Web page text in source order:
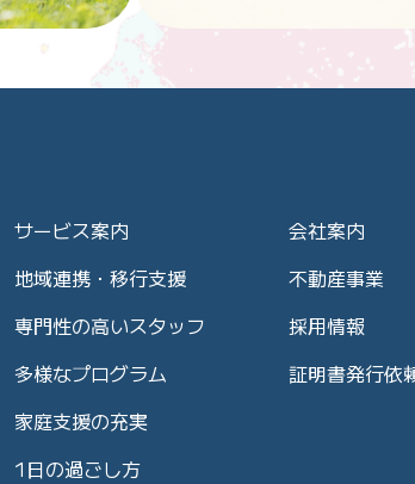
サービス案内
地域連携・移行支援
専門性の高いスタッフ
多様なプログラム
家庭支援の充実
1日の過ごし方
会社案内
不動産事業
採用情報
証明書発行依